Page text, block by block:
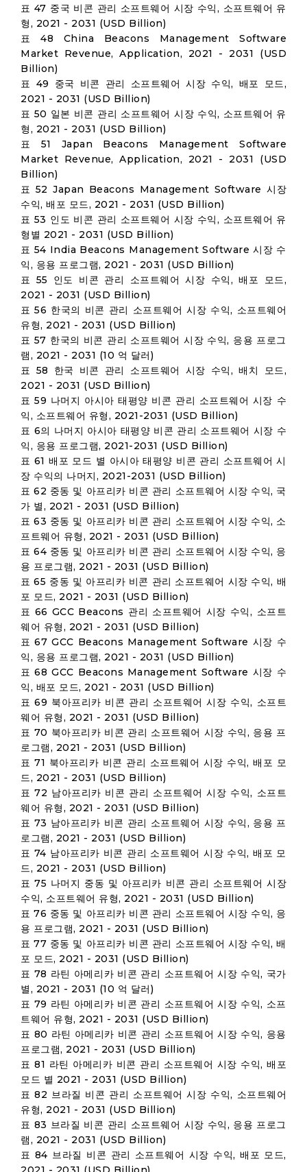
표 47 중국 비콘 관리 소프트웨어 시장 수익, 소프트웨어 유
형, 2021 - 2031 (USD Billion)
표 48 China Beacons Management Software
Market Revenue, Application, 2021 - 2031 (USD
Billion)
표 49 중국 비콘 관리 소프트웨어 시장 수익, 배포 모드,
2021 - 2031 (USD Billion)
표 50 일본 비콘 관리 소프트웨어 시장 수익, 소프트웨어 유
형, 2021 - 2031 (USD Billion)
표 51 Japan Beacons Management Software
Market Revenue, Application, 2021 - 2031 (USD
Billion)
표 52 Japan Beacons Management Software 시장
수익, 배포 모드, 2021 - 2031 (USD Billion)
표 53 인도 비콘 관리 소프트웨어 시장 수익, 소프트웨어 유
형별 2021 - 2031 (USD Billion)
표 54 India Beacons Management Software 시장 수
익, 응용 프로그램, 2021 - 2031 (USD Billion)
표 55 인도 비콘 관리 소프트웨어 시장 수익, 배포 모드,
2021 - 2031 (USD Billion)
표 56 한국의 비콘 관리 소프트웨어 시장 수익, 소프트웨어
유형, 2021 - 2031 (USD Billion)
표 57 한국의 비콘 관리 소프트웨어 시장 수익, 응용 프로그
램, 2021 - 2031 (10 억 달러)
표 58 한국 비콘 관리 소프트웨어 시장 수익, 배치 모드,
2021 - 2031 (USD Billion)
표 59 나머지 아시아 태평양 비콘 관리 소프트웨어 시장 수
익, 소프트웨어 유형, 2021-2031 (USD Billion)
표 6의 나머지 아시아 태평양 비콘 관리 소프트웨어 시장 수
익, 응용 프로그램, 2021-2031 (USD Billion)
표 61 배포 모드 별 아시아 태평양 비콘 관리 소프트웨어 시
장 수익의 나머지, 2021-2031 (USD Billion)
표 62 중동 및 아프리카 비콘 관리 소프트웨어 시장 수익, 국
가 별, 2021 - 2031 (USD Billion)
표 63 중동 및 아프리카 비콘 관리 소프트웨어 시장 수익, 소
프트웨어 유형, 2021 - 2031 (USD Billion)
표 64 중동 및 아프리카 비콘 관리 소프트웨어 시장 수익, 응
용 프로그램, 2021 - 2031 (USD Billion)
표 65 중동 및 아프리카 비콘 관리 소프트웨어 시장 수익, 배
포 모드, 2021 - 2031 (USD Billion)
표 66 GCC Beacons 관리 소프트웨어 시장 수익, 소프트
웨어 유형, 2021 - 2031 (USD Billion)
표 67 GCC Beacons Management Software 시장 수
익, 응용 프로그램, 2021 - 2031 (USD Billion)
표 68 GCC Beacons Management Software 시장 수
익, 배포 모드, 2021 - 2031 (USD Billion)
표 69 북아프리카 비콘 관리 소프트웨어 시장 수익, 소프트
웨어 유형, 2021 - 2031 (USD Billion)
표 70 북아프리카 비콘 관리 소프트웨어 시장 수익, 응용 프
로그램, 2021 - 2031 (USD Billion)
표 71 북아프리카 비콘 관리 소프트웨어 시장 수익, 배포 모
드, 2021 - 2031 (USD Billion)
표 72 남아프리카 비콘 관리 소프트웨어 시장 수익, 소프트
웨어 유형, 2021 - 2031 (USD Billion)
표 73 남아프리카 비콘 관리 소프트웨어 시장 수익, 응용 프
로그램, 2021 - 2031 (USD Billion)
표 74 남아프리카 비콘 관리 소프트웨어 시장 수익, 배포 모
드, 2021 - 2031 (USD Billion)
표 75 나머지 중동 및 아프리카 비콘 관리 소프트웨어 시장
수익, 소프트웨어 유형, 2021 - 2031 (USD Billion)
표 76 중동 및 아프리카 비콘 관리 소프트웨어 시장 수익, 응
용 프로그램, 2021 - 2031 (USD Billion)
표 77 중동 및 아프리카 비콘 관리 소프트웨어 시장 수익, 배
포 모드, 2021 - 2031 (USD Billion)
표 78 라틴 아메리카 비콘 관리 소프트웨어 시장 수익, 국가
별, 2021 - 2031 (10 억 달러)
표 79 라틴 아메리카 비콘 관리 소프트웨어 시장 수익, 소프
트웨어 유형, 2021 - 2031 (USD Billion)
표 80 라틴 아메리카 비콘 관리 소프트웨어 시장 수익, 응용
프로그램, 2021 - 2031 (USD Billion)
표 81 라틴 아메리카 비콘 관리 소프트웨어 시장 수익, 배포
모드 별 2021 - 2031 (USD Billion)
표 82 브라질 비콘 관리 소프트웨어 시장 수익, 소프트웨어
유형, 2021 - 2031 (USD Billion)
표 83 브라질 비콘 관리 소프트웨어 시장 수익, 응용 프로그
램, 2021 - 2031 (USD Billion)
표 84 브라질 비콘 관리 소프트웨어 시장 수익, 배포 모드,